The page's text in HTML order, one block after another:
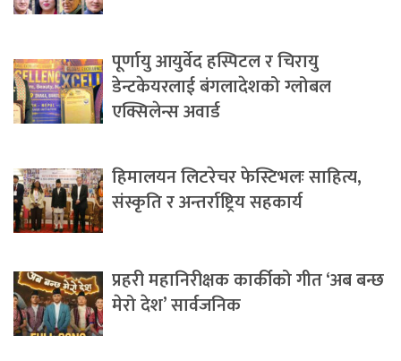
पूर्णायु आयुर्वेद हस्पिटल र चिरायु
डेन्टकेयरलाई बंगलादेशको ग्लोबल
एक्सिलेन्स अवार्ड
हिमालयन लिटरेचर फेस्टिभलः साहित्य,
संस्कृति र अन्तर्राष्ट्रिय सहकार्य
प्रहरी महानिरीक्षक कार्कीको गीत ‘अब बन्छ
मेरो देश’ सार्वजनिक